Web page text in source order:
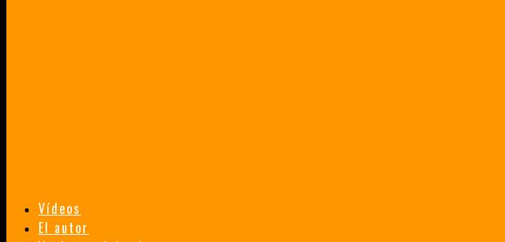
Vídeos
El autor